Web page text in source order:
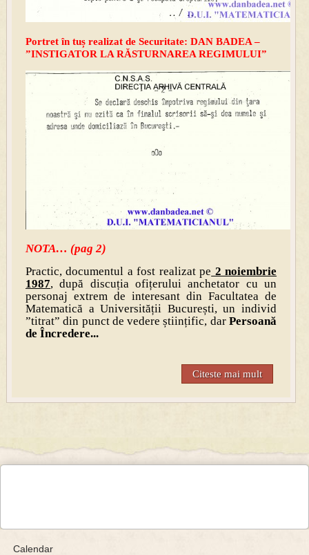
Portret în tuș realizat de Securitate: DAN BADEA –
”INSTIGATOR LA RĂSTURNAREA REGIMULUI”
NOTA… (pag 2)
Practic, documentul a fost realizat pe 2 noiembrie
1987, după discuția ofițerului anchetator cu un
personaj extrem de interesant din Facultatea de
Matematică a Universității București, un individ
”titrat” din punct de vedere științific, darPersoană
de Încredere...
Citeste mai mult
Calendar